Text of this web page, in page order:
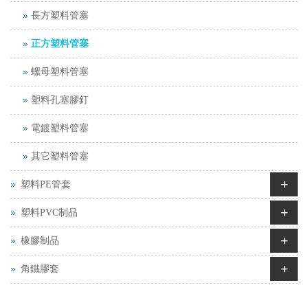
長方塑料管塞
正方塑料管塞
螺母塑料管塞
塑料孔塞膠釘
電鍍塑料管塞
其它塑料管塞
塑料PE管套 +
塑料PVC制品 +
橡膠制品 +
角鐵膠套 +